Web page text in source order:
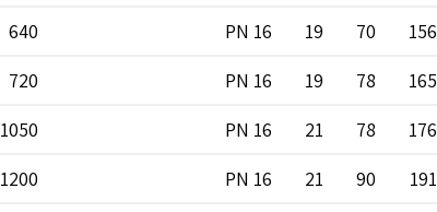
156
70
19
PN 16
640
165
78
19
PN 16
720
176
78
21
PN 16
1050
191
90
21
PN 16
1200